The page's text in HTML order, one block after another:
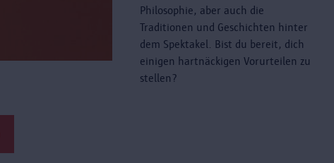
Philosophie, aber auch die
Traditionen und Geschichten hinter
dem Spektakel. Bist du bereit, dich
einigen hartnäckigen Vorurteilen zu
stellen?